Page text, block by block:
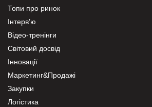
Топи про ринок
Інтерв’ю
Відео-тренінги
Світовий досвід
Інновації
Маркетинг&Продажі
Закупки
Логістика